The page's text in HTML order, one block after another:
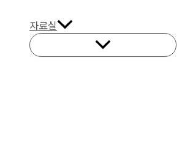
자료실